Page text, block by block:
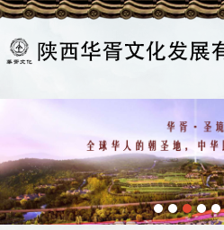
新闻中心 文